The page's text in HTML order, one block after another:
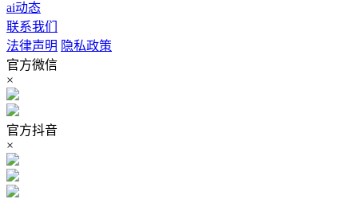
ai动态
联系我们
法律声明 隐私政策
官方微信
×
官方抖音
×